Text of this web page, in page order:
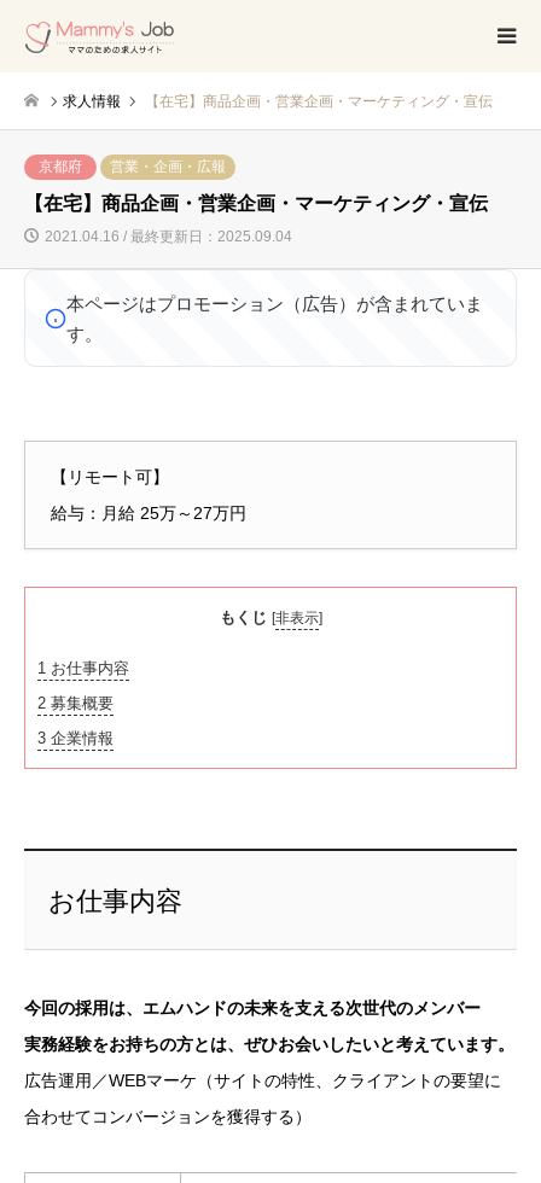
求人情報 【在宅】商品企画・営業企画・マーケティング・宣伝
京都府 営業・企画・広報
【在宅】商品企画・営業企画・マーケティング・宣伝
2021.04.16 / 最終更新日：2025.09.04
本ページはプロモーション（広告）が含まれていま
す。
【リモート可】
給与：月給 25万～27万円
もくじ [非表示]
1 お仕事内容
2 募集概要
3 企業情報
お仕事内容
今回の採用は、エムハンドの未来を支える次世代のメンバー
実務経験をお持ちの方とは、ぜひお会いしたいと考えています。
広告運用／WEBマーケ（サイトの特性、クライアントの要望に
合わせてコンバージョンを獲得する）